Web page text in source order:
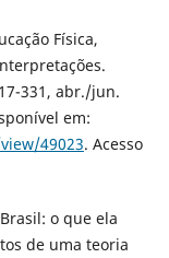
Física,
331, abr./jun.
em:
49023. Acesso
o que ela
de uma teoria